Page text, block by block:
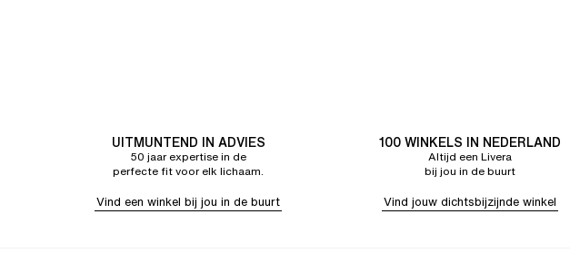
UITMUNTEND IN ADVIES
50 jaar expertise in de
perfecte fit voor elk lichaam.
Vind een winkel bij jou in de buurt
100 WINKELS IN NEDERLAND
Altijd een Livera
bij jou in de buurt
Vind jouw dichtsbijzijnde winkel